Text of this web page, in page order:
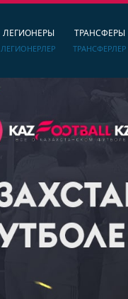
ЛЕГИОНЕРЫ
ЛЕГИОНЕРЛЕР
ТРАНСФЕРЫ
ТРАНСФЕРЛЕР